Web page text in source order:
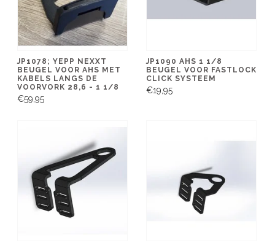
JP1078; YEPP NEXXT
BEUGEL VOOR AHS MET
KABELS LANGS DE
VOORVORK 28,6 - 1 1/8
€59,95
JP1090 AHS 1 1/8
BEUGEL VOOR FASTLOCK
CLICK SYSTEEM
€19,95